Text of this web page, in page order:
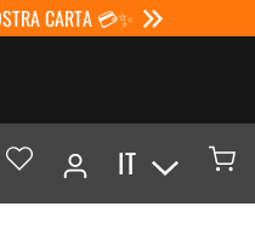
CARTA 💳✨
IT